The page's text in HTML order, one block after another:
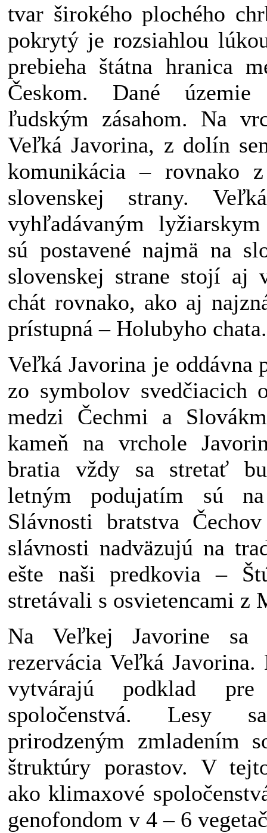
tvar širokého plochého
pokrytý je rozsiahlou
prebieha štátna hranica
Českom. Dané územie
ľudským zásahom. Na
Veľká Javorina, z dolín
komunikácia – rovnako
slovenskej strany.
vyhľadávaným
sú postavené najmä na
slovenskej strane stojí aj
chát rovnako, ako aj
prístupná – Holubyho chata.
Veľká Javorina je oddávna
zo symbolov svedčiacich
medzi Čechmi a
kameň na vrchole
bratia vždy sa stretať
letným podujatím sú
Slávnosti bratstva
slávnosti nadväzujú na
ešte naši predkovia –
stretávali s osvietencami z
Na Veľkej Javorine sa
rezervácia Veľká
vytvárajú podklad pre
spoločenstvá. Lesy
prirodzeným zmladením
štruktúry porastov. V
ako klimaxové
genofondom v 4 – 6